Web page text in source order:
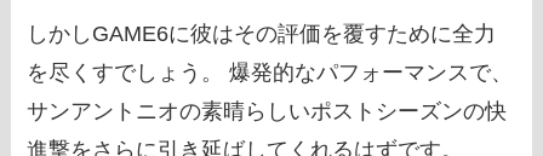
しかしGAME6に彼はその評価を覆すために全力
を尽くすでしょう。 爆発的なパフォーマンスで、
サンアントニオの素晴らしいポストシーズンの快
進撃をさらに引き延ばしてくれるはずです。